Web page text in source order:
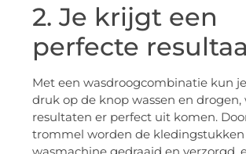
2. Je krijgt een
perfecte
Met een wasdroogcombinatie kun
druk op de knop wassen en drogen,
resultaten er perfect uit komen.
trommel worden de
wasmachine gedraaid en verzorgd,